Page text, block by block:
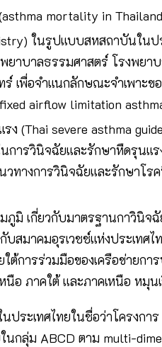
mortality in
ในรูปแบบสหสถาบันใน
าบาลธรรมศาสตร์ โรงพย
เพื่อจำแนกลักษณะจำเพาะข
airflow limitation
(Thai severe asthma
ารวินิจฉัยและรักษาหืดรุนแ
ทางการวินิจฉัยและรักษาโ
มิ เกี่ยวกับมาตรฐานกาวินิจ
บสมาคมอุรเวชช์แห่งประเท
การร่วมมือของเครือข่ายก
นือ ภาคใต้ และภาคเหนือ หมุน
ประเทศไทยในชื่อว่าโครงก
กลุ่ม ABCD ตาม multi-